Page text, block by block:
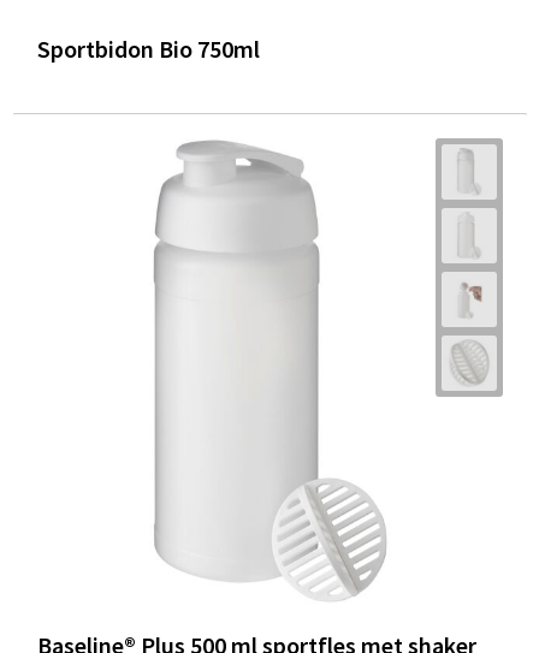
Sportbidon Bio 750ml
Baseline® Plus 500 ml sportfles met shaker